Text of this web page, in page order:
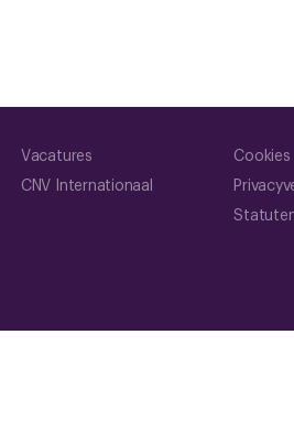
Vacatures
CNV Internationaal
Cookies